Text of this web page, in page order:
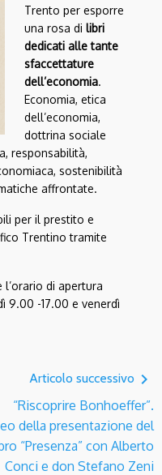
Trento per esporre
una rosa di libri
dedicati alle tante
sfaccettature
dell’economia.
Economia, etica
dell’economia,
dottrina sociale
responsabilità,
sostenibilità
affrontate.
per il prestito e
Trentino tramite
di apertura
9.00 -17.00 e venerdì
Articolo successivo navigate_next
“Riscoprire Bonhoeffer”.
della presentazione del
“Presenza” con Alberto
Conci e don Stefano Zeni